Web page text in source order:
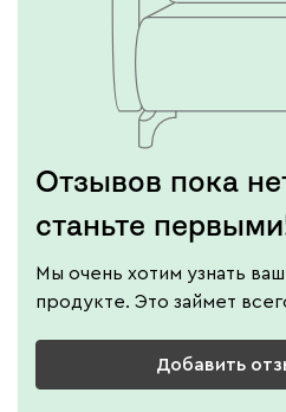
Отзывов пока
станьте
Мы очень хотим узнать
продукте. Это займет
Добавить